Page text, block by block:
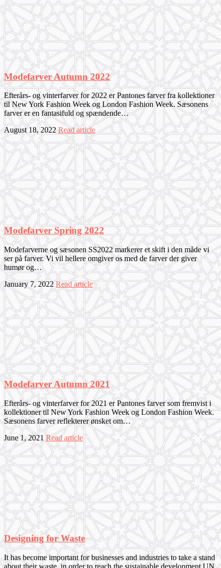
Modefarver Autumn 2022
Efterårs- og vinterfarver for 2022 er Pantones farver fra kollektioner
til New York Fashion Week og London Fashion Week. Sæsonens
farver er en fantasifuld og spændende…
August 18, 2022 Read article
Modefarver Spring 2022
Modefarverne og sæsonen SS2022 markerer et skift i den måde vi
ser på farver. Vi vil hellere omgiver os med de farver der giver
humør og…
January 7, 2022 Read article
Modefarver Autumn 2021
Efterårs- og vinterfarver for 2021 er Pantones farver som fremvist i
kollektioner til New York Fashion Week og London Fashion Week.
Sæsonens farver reflekterer ønsket om…
June 1, 2021 Read article
Designing for Waste
It has become important for businesses and industries to take a stand
about their waste, in order to reach the sustainable development UN